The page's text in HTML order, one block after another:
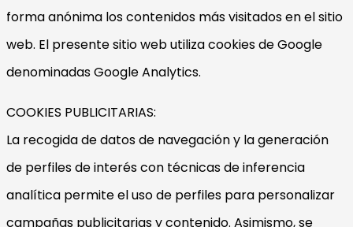
forma anónima los contenidos más visitados en el sitio
web. El presente sitio web utiliza cookies de Google
denominadas Google Analytics.
COOKIES PUBLICITARIAS:
La recogida de datos de navegación y la generación
de perfiles de interés con técnicas de inferencia
analítica permite el uso de perfiles para personalizar
campañas publicitarias y contenido. Asimismo, se